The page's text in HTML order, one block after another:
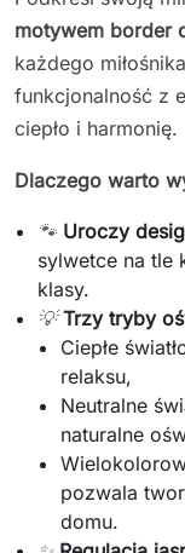
motywem border
każdego
funkcjonalność z
ciepło i harmonię.
Dlaczego warto
🐾 Uroczy
sylwetce na tle
klasy.
💡 Trzy tryby
Ciepłe
relaksu,
Neutralne
naturalne
pozwala
domu.